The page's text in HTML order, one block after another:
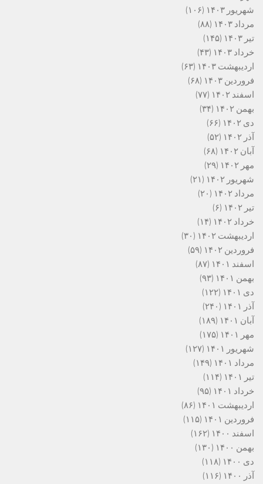
شهریور ۱۴۰۳
(۱۰۶)
مرداد ۱۴۰۳
(۸۸)
تیر ۱۴۰۳
(۱۴۵)
خرداد ۱۴۰۳
(۴۳)
اردیبهشت ۱۴۰۳
(۶۳)
فروردین ۱۴۰۳
(۶۸)
اسفند ۱۴۰۲
(۷۷)
بهمن ۱۴۰۲
(۳۴)
دی ۱۴۰۲
(۶۶)
آذر ۱۴۰۲
(۵۲)
آبان ۱۴۰۲
(۶۸)
مهر ۱۴۰۲
(۲۹)
شهریور ۱۴۰۲
(۲۱)
مرداد ۱۴۰۲
(۲۰)
تیر ۱۴۰۲
(۶)
خرداد ۱۴۰۲
(۱۴)
اردیبهشت ۱۴۰۲
(۳۰)
فروردین ۱۴۰۲
(۵۹)
اسفند ۱۴۰۱
(۸۷)
بهمن ۱۴۰۱
(۹۳)
دی ۱۴۰۱
(۱۲۲)
آذر ۱۴۰۱
(۲۴۰)
آبان ۱۴۰۱
(۱۸۹)
مهر ۱۴۰۱
(۱۷۵)
شهریور ۱۴۰۱
(۱۲۷)
مرداد ۱۴۰۱
(۱۴۹)
تیر ۱۴۰۱
(۱۱۴)
خرداد ۱۴۰۱
(۹۵)
اردیبهشت ۱۴۰۱
(۸۶)
فروردین ۱۴۰۱
(۱۱۵)
اسفند ۱۴۰۰
(۱۶۲)
بهمن ۱۴۰۰
(۱۳۰)
دی ۱۴۰۰
(۱۱۸)
آذر ۱۴۰۰
(۱۱۶)